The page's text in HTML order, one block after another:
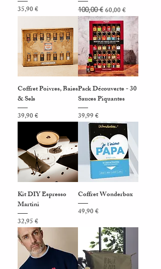
Prix
35,90 €
Prix original
100,00 € Prix promotionnel
60,00 €
Coffret Poivres, Baies
& Sels
Prix
39,90 €
Pack Découverte - 30
Sauces Piquantes
Prix
39,99 €
Kit DIY Espresso
Martini
Prix
32,95 €
Coffret Wonderbox
Prix
49,90 €